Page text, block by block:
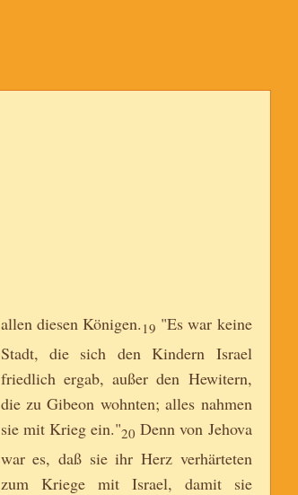
allen diesen Königen. 19 "Es war keine
Stadt, die sich den Kindern Israel
friedlich ergab, außer den Hewitern,
die zu Gibeon wohnten; alles nahmen
sie mit Krieg ein."20 Denn von Jehova
war es, daß sie ihr Herz verhärteten
zum Kriege mit Israel, damit sie